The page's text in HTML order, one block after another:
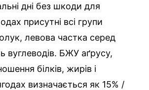
дні без шкоди для
присутні всі групи
левова частка серед
вуглеводів. БЖУ аґрусу,
білків, жирів і
визначається як 15% /